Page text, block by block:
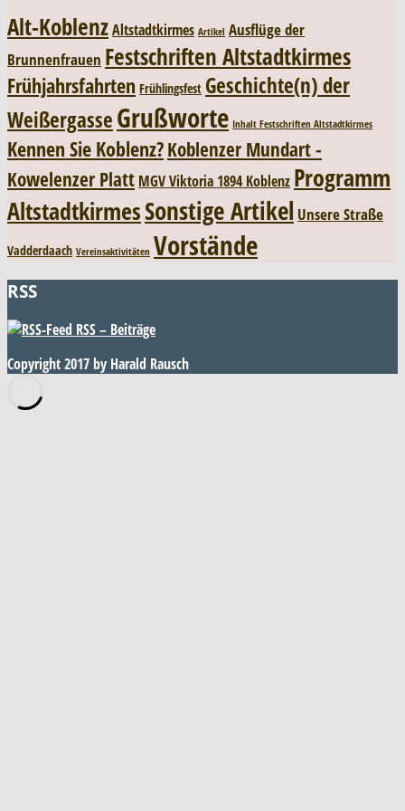
Alt-KoblenzAltstadtkirmes Artikel Ausflüge der
Brunnenfrauen Festschriften Altstadtkirmes
Frühjahrsfahrten Frühlingsfest Geschichte(n) der
WeißergasseGrußworte Inhalt Festschriften Altstadtkirmes
Kennen Sie Koblenz?Koblenzer Mundart -
Kowelenzer Platt MGV Viktoria 1894 Koblenz Programm
AltstadtkirmesSonstige Artikel Unsere Straße
Vadderdaach Vereinsaktivitäten Vorstände
RSS
RSS – Beiträge
Copyright 2017 by Harald Rausch